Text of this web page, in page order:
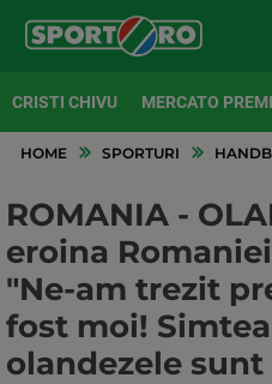
CRISTI CHIVU MERCATO
HOME SPORTURI
ROMANIA -
eroina
"Ne-am trezit
fost moi!
olandezele